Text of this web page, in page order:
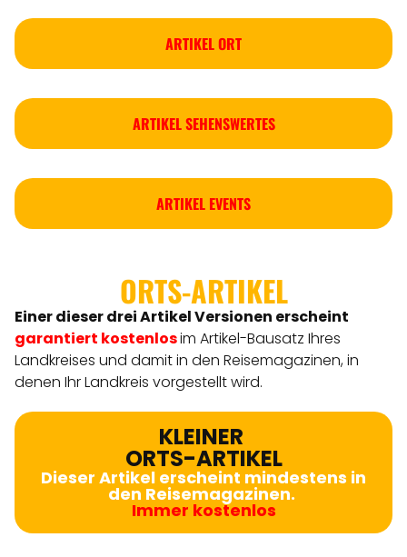
ARTIKEL ORT
ARTIKEL SEHENSWERTES
ARTIKEL EVENTS
ORTS-ARTIKEL
Einer dieser drei Artikel Versionen erscheint
garantiert kostenlosim Artikel-Bausatz Ihres
Landkreises und damit in den Reisemagazinen, in
denen Ihr Landkreis vorgestellt wird.
KLEINER
ORTS-ARTIKEL
Dieser Artikel erscheint mindestens in
den Reisemagazinen.
Immer kostenlos